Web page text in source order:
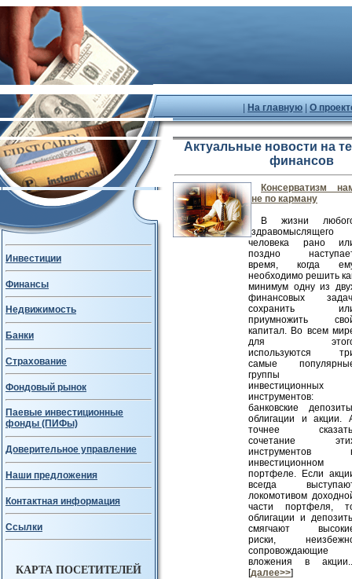
На главную О
Инвестиции
Финансы
Недвижимость
Банки
Страхование
Фондовый рынок
Паевые инвестиционные
фонды (ПИФы)
Доверительное управление
Наши предложения
Контактная информация
Ссылки
КАРТА ПОСЕТИТЕЛЕЙ
Актуальные новости на
финансов
Консерватизм
не по карману
В жизни
здравомыслящего
человека рано
поздно
время, когда
необходимо решить
минимум одну из
финансовых
сохранить
приумножить
капитал. Во всем
для
используются
самые
группы
инвестиционных
инструментов:
банковские
облигации и акции.
точнее
сочетание
инструментов
инвестиционном
портфеле. Если
всегда
локомотивом
части портфеля,
облигации и
смягчают
риски,
сопровождающие
вложения в
[далее>>]